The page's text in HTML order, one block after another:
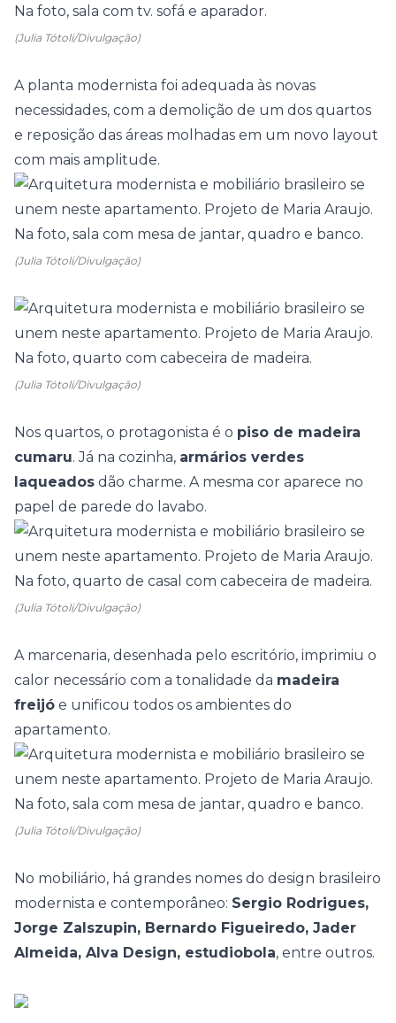
(Julia Tótoli/Divulgação)
A planta modernista foi adequada às novas
necessidades, com a demolição de um dos quartos
e reposição das áreas molhadas em um novo layout
com mais amplitude.
(Julia Tótoli/Divulgação)
(Julia Tótoli/Divulgação)
Nos quartos, o protagonista é o piso de madeira
cumaru. Já na cozinha, armários verdes
laqueados dão charme. A mesma cor aparece no
papel de parede do lavabo.
(Julia Tótoli/Divulgação)
A marcenaria, desenhada pelo escritório, imprimiu o
calor necessário com a tonalidade da madeira
freijó e unificou todos os ambientes do
apartamento.
(Julia Tótoli/Divulgação)
No mobiliário, há grandes nomes do design brasileiro
modernista e contemporâneo: Sergio Rodrigues,
Jorge Zalszupin, Bernardo Figueiredo, Jader
Almeida, Alva Design, estudiobola, entre outros.